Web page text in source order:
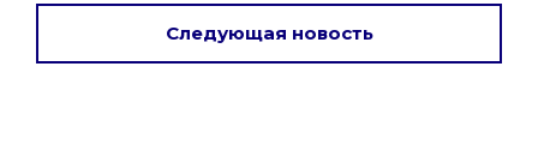
Следующая новость